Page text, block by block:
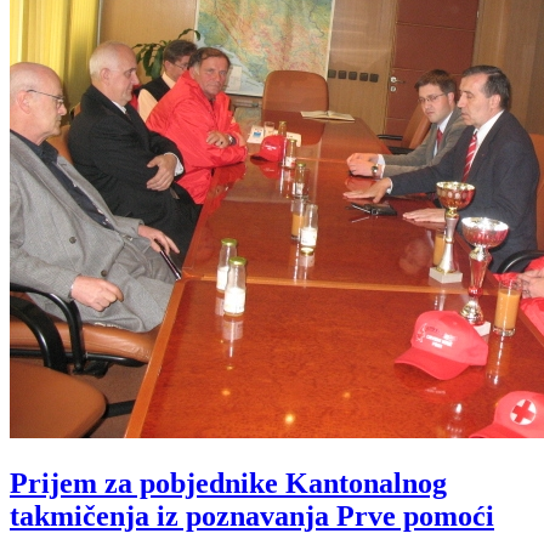
Prijem za pobjednike Kantonalnog
takmičenja iz poznavanja Prve pomoći